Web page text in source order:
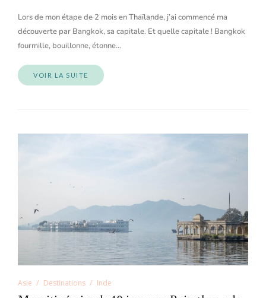
Lors de mon étape de 2 mois en Thaïlande, j’ai commencé ma
découverte par Bangkok, sa capitale. Et quelle capitale ! Bangkok
fourmille, bouillonne, étonne…
VOIR LA SUITE
Asie Destinations Inde